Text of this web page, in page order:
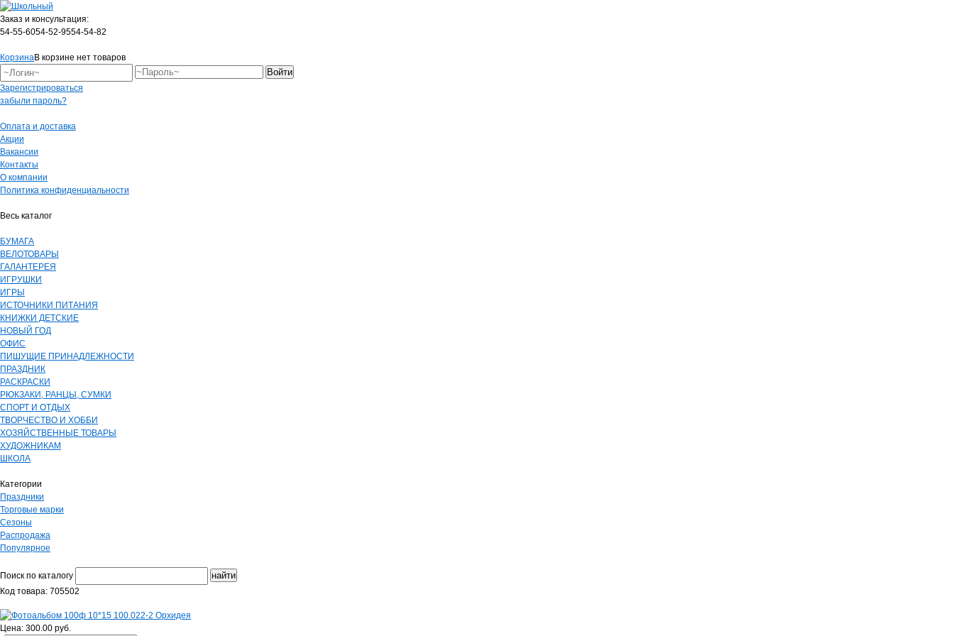
Заказ и консультация:
54-55-6054-52-9554-54-82
КорзинаВ корзине нет товаров
Зарегистрироваться
забыли пароль?
Оплата и доставка
Акции
Вакансии
Контакты
О компании
Политика конфиденциальности
Весь каталог
БУМАГА
ВЕЛОТОВАРЫ
ГАЛАНТЕРЕЯ
ИГРУШКИ
ИГРЫ
ИСТОЧНИКИ ПИТАНИЯ
КНИЖКИ ДЕТСКИЕ
НОВЫЙ ГОД
ОФИС
ПИШУЩИЕ ПРИНАДЛЕЖНОСТИ
ПРАЗДНИК
РАСКРАСКИ
РЮКЗАКИ, РАНЦЫ, СУМКИ
СПОРТ И ОТДЫХ
ТВОРЧЕСТВО И ХОББИ
ХОЗЯЙСТВЕННЫЕ ТОВАРЫ
ХУДОЖНИКАМ
ШКОЛА
Категории
Праздники
Торговые марки
Сезоны
Распродажа
Популярное
Поиск по каталогу
Код товара: 705502
Цена: 300.00 руб.